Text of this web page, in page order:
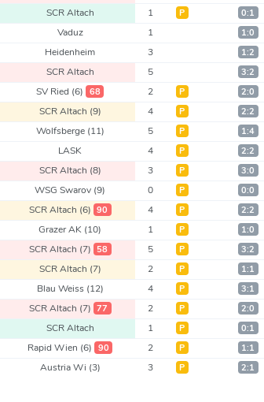
SCR Altach 1 Р 0:1
Vaduz 1 1:0
Heidenheim 3 1:2
SCR Altach 5 3:2
SV Ried (6) 68 2 Р 2:0
SCR Altach (9) 4 Р 2:2
Wolfsberge (11) 5 Р 1:4
LASK 4 Р 2:2
SCR Altach (8) 3 Р 3:0
WSG Swarov (9) 0 Р 0:0
SCR Altach (6) 90 4 Р 2:2
Grazer AK (10) 1 Р 1:0
SCR Altach (7) 58 5 Р 3:2
SCR Altach (7) 2 Р 1:1
Blau Weiss (12) 4 Р 3:1
SCR Altach (7) 77 2 Р 2:0
SCR Altach 1 Р 0:1
Rapid Wien (6) 90 2 Р 1:1
Austria Wi (3) 3 Р 2:1